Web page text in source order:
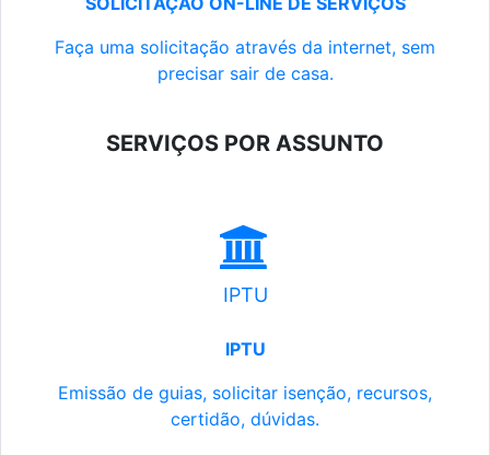
Faça uma solicitação através da internet, sem
precisar sair de casa.
SERVIÇOS POR ASSUNTO
IPTU
IPTU
Emissão de guias, solicitar isenção, recursos,
certidão, dúvidas.